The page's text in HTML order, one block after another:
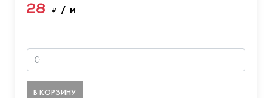
28 ₽ / м
В КОРЗИНУ